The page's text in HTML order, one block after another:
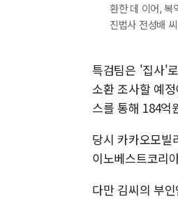
환한 데 이어, 복
진법사 전성배
특검팀은 '집사'
소환 조사할 예
스를 통해 184억
당시 카카오모빌
이노베스트코리
다만 김씨의 부